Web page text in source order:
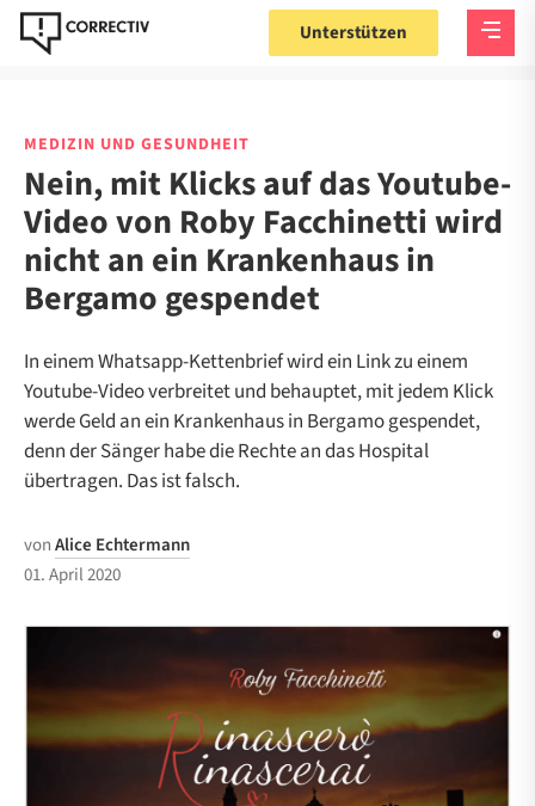
Unterstützen
MEDIZIN UND GESUNDHEIT
Nein, mit Klicks auf das Youtube-
Video von Roby Facchinetti wird
nicht an ein Krankenhaus in
Bergamo gespendet
In einem Whatsapp-Kettenbrief wird ein Link zu einem
Youtube-Video verbreitet und behauptet, mit jedem Klick
werde Geld an ein Krankenhaus in Bergamo gespendet,
denn der Sänger habe die Rechte an das Hospital
übertragen. Das ist falsch.
vonAlice Echtermann
01. April 2020